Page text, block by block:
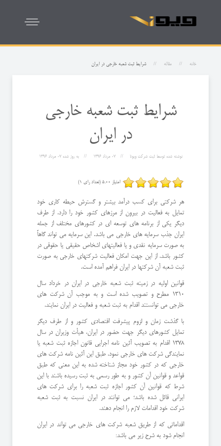
خانه مقاله شرایط ثبت شعبه خارجی در ایران
شرایط ثبت شعبه خارجی
در ایران
نوشته شده توسطثبت شرکت ویونا 07 مرداد 1396 به روز شده07 مرداد 1396
امتیاز 5.00 (تعداد رای 1)
هر شرکتی برای کسب درآمد بیشتر و گسترش حیطه کاری خود
تمایل به فعالیت در بیرون از مرزهای کشور خود را دارد. از طرف
دیگر یکی از برنامه های توسعه ای در کشورهای مختلف از جمله
ایران جذب سرمایه های خارجی می باشد. این سرمایه می تواند گاهاً
به صورت سرمایه نقدی و یا فعالیتهای اشخاص حقیقی یا حقوقی در
کشور باشد. از این جهت امکان فعالیت شرکتهای خارجی به صورت
ثبت شعبه آن شرکتها در ایران فراهم آمده است.
قوانین اولیه در زمینه ثبت شعبه خارجی در ایران در خرداد سال
1310 مطرح و تصویب شده است و به موجب آن شرکت های
خارجی می توانستند اقدام به ثبت شعبه و فعالیت در ایران نمایند.
با گذشت زمان و لزوم پیشرفت اقتصادی کشور و از طرف دیگر
تمایل کشورهای دیگر جهت حضور در ایران، هیأت وزیران در سال
1378 اقدام به تصویب آئین نامه اجرایی قانون اجازه ثبت شعبه یا
نمایندگی شرکت های خارجی نمود. طبق این آئین نامه شرکت های
خارجی که در کشور خود مجاز شناخته شده به این معنی که طبق
قواعد و قوانین آن کشور و به طور رسمی به ثبت رسیده باشند با این
شرط که قوانین آن کشور اجازه ثبت شعبه را برای شرکت های
ایرانی قائل شده باشد؛ می توانند در ایران نسبت به ثبت شعبه
شرکت خود اقدامات لازم را انجام دهند.
اقداماتی که از طریق شعبه شرکت های خارجی می تواند در ایران
انجام شود به شرح زیر می باشد: